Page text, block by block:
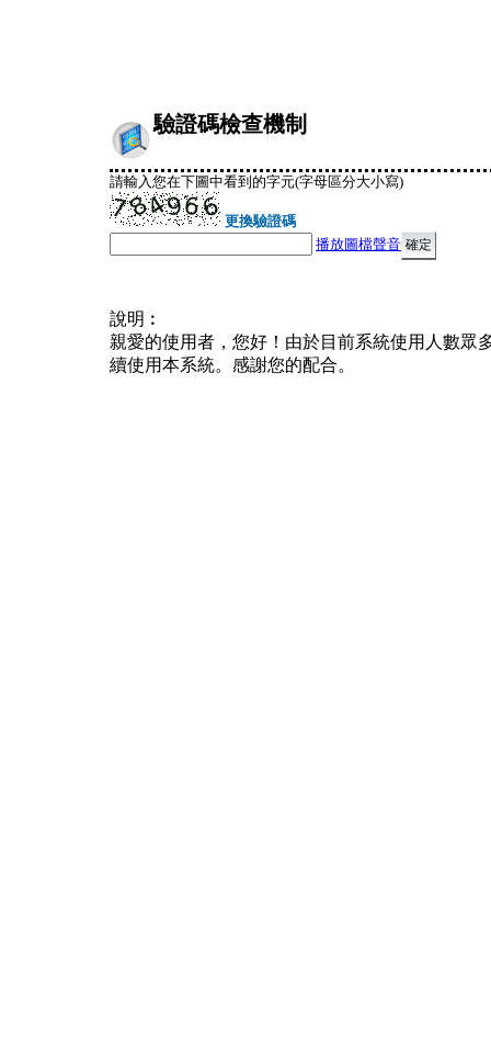
驗證碼檢查機制
請輸入您在下圖中看到的字元(字母區分大小寫)
更換驗證碼
播放圖檔聲音
說明︰
親愛的使用者，您好！由於目前系統使用人數眾
續使用本系統。感謝您的配合。